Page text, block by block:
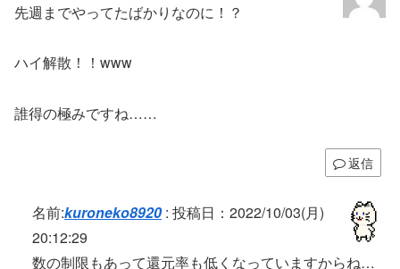
先週までやってたばかりなのに！？
ハイ解散！！www
誰得の極みですね……
返信
名前:kuroneko8920: 投稿日：2022/10/03(月)
20:12:29
数の制限もあって還元率も低くなっていますからね…